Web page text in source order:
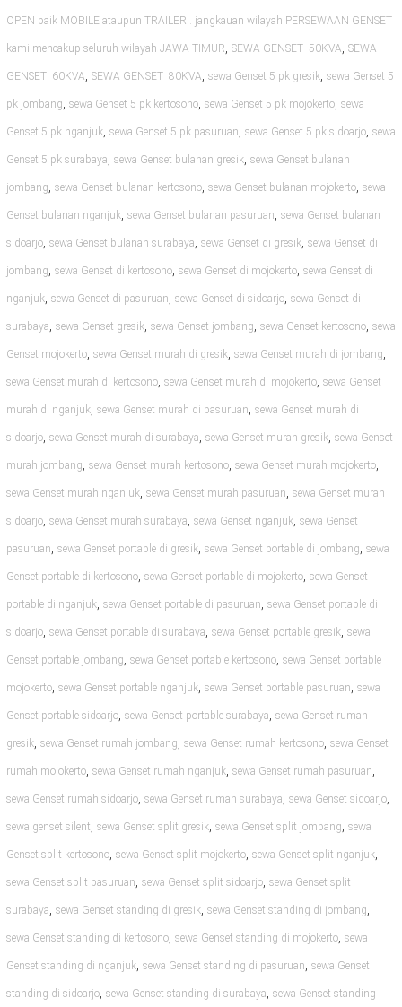
OPEN baik MOBILE ataupun TRAILER . jangkauan wilayah PERSEWAAN GENSET
kami mencakup seluruh wilayah JAWA TIMUR, SEWA GENSET 50KVA, SEWA
GENSET 60KVA, SEWA GENSET 80KVA, sewa Genset 5 pk gresik, sewa Genset 5
pk jombang, sewa Genset 5 pk kertosono, sewa Genset 5 pk mojokerto, sewa
Genset 5 pk nganjuk, sewa Genset 5 pk pasuruan, sewa Genset 5 pk sidoarjo, sewa
Genset 5 pk surabaya, sewa Genset bulanan gresik, sewa Genset bulanan
jombang, sewa Genset bulanan kertosono, sewa Genset bulanan mojokerto, sewa
Genset bulanan nganjuk, sewa Genset bulanan pasuruan, sewa Genset bulanan
sidoarjo, sewa Genset bulanan surabaya, sewa Genset di gresik, sewa Genset di
jombang, sewa Genset di kertosono, sewa Genset di mojokerto, sewa Genset di
nganjuk, sewa Genset di pasuruan, sewa Genset di sidoarjo, sewa Genset di
surabaya, sewa Genset gresik, sewa Genset jombang, sewa Genset kertosono, sewa
Genset mojokerto, sewa Genset murah di gresik, sewa Genset murah di jombang,
sewa Genset murah di kertosono, sewa Genset murah di mojokerto, sewa Genset
murah di nganjuk, sewa Genset murah di pasuruan, sewa Genset murah di
sidoarjo, sewa Genset murah di surabaya, sewa Genset murah gresik, sewa Genset
murah jombang, sewa Genset murah kertosono, sewa Genset murah mojokerto,
sewa Genset murah nganjuk, sewa Genset murah pasuruan, sewa Genset murah
sidoarjo, sewa Genset murah surabaya, sewa Genset nganjuk, sewa Genset
pasuruan, sewa Genset portable di gresik, sewa Genset portable di jombang, sewa
Genset portable di kertosono, sewa Genset portable di mojokerto, sewa Genset
portable di nganjuk, sewa Genset portable di pasuruan, sewa Genset portable di
sidoarjo, sewa Genset portable di surabaya, sewa Genset portable gresik, sewa
Genset portable jombang, sewa Genset portable kertosono, sewa Genset portable
mojokerto, sewa Genset portable nganjuk, sewa Genset portable pasuruan, sewa
Genset portable sidoarjo, sewa Genset portable surabaya, sewa Genset rumah
gresik, sewa Genset rumah jombang, sewa Genset rumah kertosono, sewa Genset
rumah mojokerto, sewa Genset rumah nganjuk, sewa Genset rumah pasuruan,
sewa Genset rumah sidoarjo, sewa Genset rumah surabaya, sewa Genset sidoarjo,
sewa genset silent, sewa Genset split gresik, sewa Genset split jombang, sewa
Genset split kertosono, sewa Genset split mojokerto, sewa Genset split nganjuk,
sewa Genset split pasuruan, sewa Genset split sidoarjo, sewa Genset split
surabaya, sewa Genset standing di gresik, sewa Genset standing di jombang,
sewa Genset standing di kertosono, sewa Genset standing di mojokerto, sewa
Genset standing di nganjuk, sewa Genset standing di pasuruan, sewa Genset
standing di sidoarjo, sewa Genset standing di surabaya, sewa Genset standing